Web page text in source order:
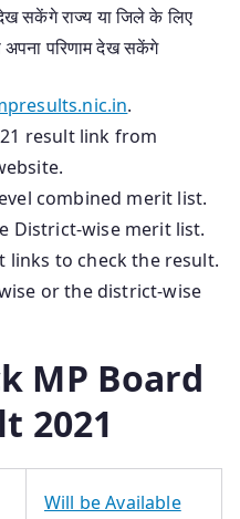
सकेंगे राज्य या जिले के लिए
परिणाम देख सकेंगे
.
result link from
combined merit list.
District-wise merit list.
links to check the result.
or the district-wise
MP Board
2021
Will be Available